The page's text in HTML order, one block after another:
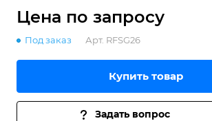
Цена по запросу
Под заказ Арт. RFSG26
Купить товар
Задать вопрос